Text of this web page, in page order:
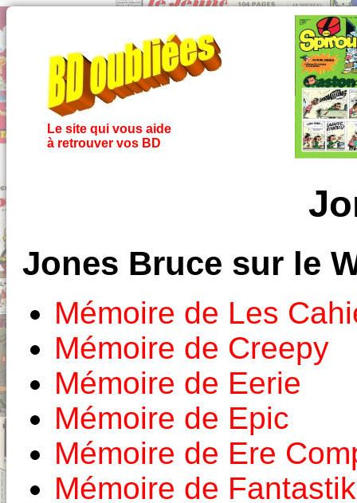
Le site qui vous aide
à retrouver vos BD
Jones Bruce sur le
Mémoire de Les
Mémoire de Creepy
Mémoire de Eerie
Mémoire de Epic
Mémoire de Ere
Mémoire de Fantastik